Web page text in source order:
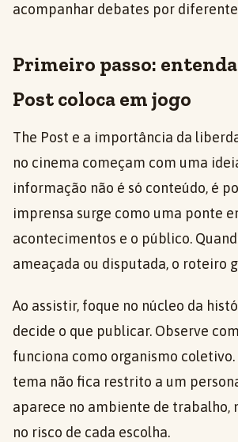
acompanhar debates por
Primeiro passo:
Post coloca em jogo
The Post e a importância da
no cinema começam com uma
informação não é só conteúdo, é
imprensa surge como uma ponte
acontecimentos e o público.
ameaçada ou disputada, o roteiro
Ao assistir, foque no núcleo da
decide o que publicar. Observe
funciona como organismo coletivo.
tema não fica restrito a um
aparece no ambiente de trabalho,
no risco de cada escolha.